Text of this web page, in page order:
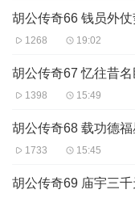
胡公传奇66 钱员外
1268 19:02
胡公传奇67 忆往昔
1398 15:49
胡公传奇68 载功德
1733 15:45
胡公传奇69 庙宇三